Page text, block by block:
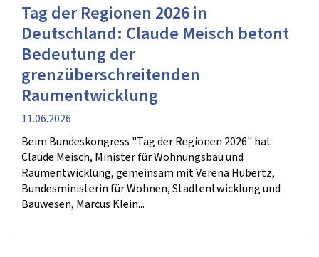
Tag der Regionen 2026 in
Deutschland: Claude Meisch betont
Bedeutung der
grenzüberschreitenden
Raumentwicklung
Veröffentlichung
11.06.2026
Beim Bundeskongress "Tag der Regionen 2026" hat
Claude Meisch, Minister für Wohnungsbau und
Raumentwicklung, gemeinsam mit Verena Hubertz,
Bundesministerin für Wohnen, Stadtentwicklung und
Bauwesen, Marcus Klein...